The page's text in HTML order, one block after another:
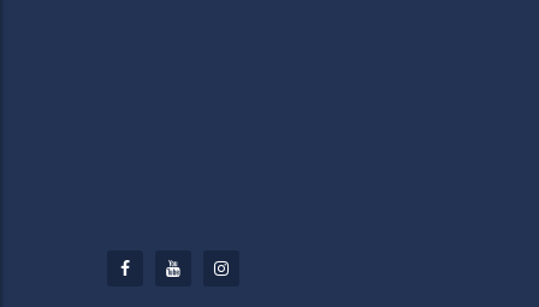
FacebookYoutube